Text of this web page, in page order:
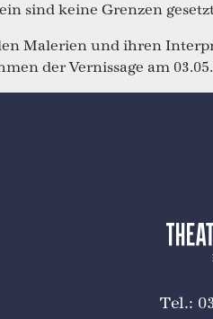
sind keine Grenzen
Malerien und ihren
der Vernissage am
Tel.: